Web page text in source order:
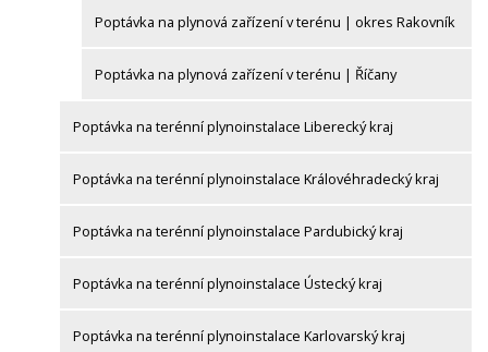
Poptávka na plynová zařízení v terénu | okres Rakovník
Poptávka na plynová zařízení v terénu | Říčany
Poptávka na terénní plynoinstalace Liberecký kraj
Poptávka na terénní plynoinstalace Královéhradecký kraj
Poptávka na terénní plynoinstalace Pardubický kraj
Poptávka na terénní plynoinstalace Ústecký kraj
Poptávka na terénní plynoinstalace Karlovarský kraj